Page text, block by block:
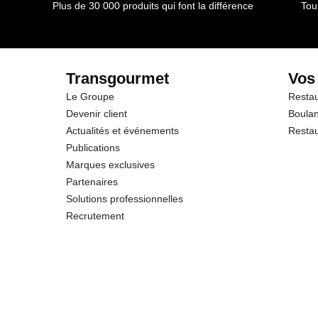
dont Acides gras saturés
dont Sucres
Fibres
Protéines
Plus de 30 000 produits qui font la différence
Transgourmet
Le Groupe
Devenir client
Actualités et événements
Publications
Marques exclusives
Partenaires
Solutions professionnelles
Recrutement